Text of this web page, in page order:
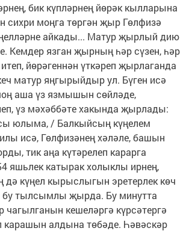
бик күпләрнең йөрәк кылларына
сихри моңга төргән җыр Гөлфизә
айкады... Матур җырлый дию
Кемдер язган җырның һәр сүзен, һәр
йөрәгеннән үткәреп җырлаганда
матур яңгырыйдыр ул. Бүген исә
аша үз язмышын сөйләде,
үз мәхәббәте хакында җырлады:
юлыма, / Балкыйсың күңелем
исә, Гөлфизәнең хәләле, башын
тик аңа күтәрелеп карарга
яшьлек катырак холыклы ирнең,
дә күңел кырыслыгын эретерлек көч
бу тылсымлы җырда. Бу минутта
чагылганын кешеләргә күрсәтергә
карашын алдына төбәде. Һәвәскәр